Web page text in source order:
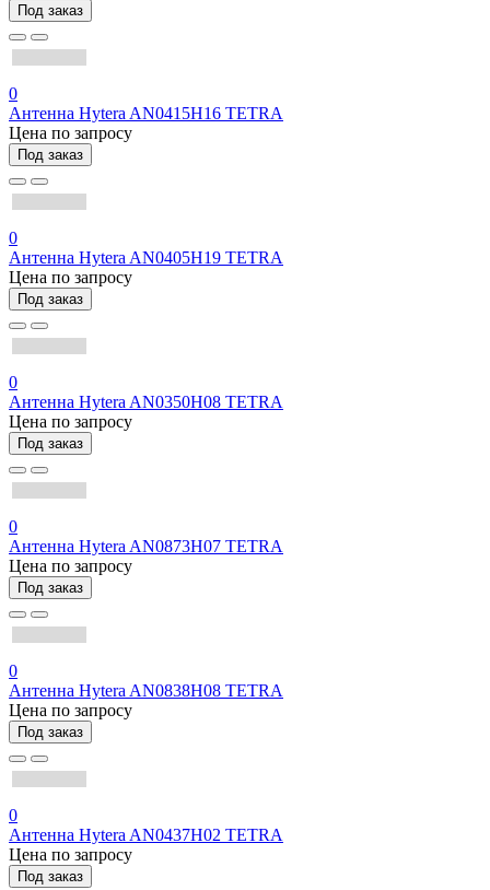
Под заказ
0
Антенна Hytera AN0415H16 TETRA
Цена по запросу
Под заказ
0
Антенна Hytera AN0405H19 TETRA
Цена по запросу
Под заказ
0
Антенна Hytera AN0350H08 TETRA
Цена по запросу
Под заказ
0
Антенна Hytera AN0873H07 TETRA
Цена по запросу
Под заказ
0
Антенна Hytera AN0838H08 TETRA
Цена по запросу
Под заказ
0
Антенна Hytera AN0437H02 TETRA
Цена по запросу
Под заказ